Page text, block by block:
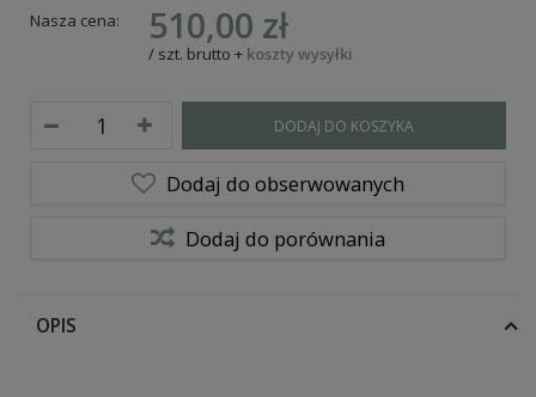
Nasza cena: 510,00 zł
/ szt. brutto + koszty wysyłki
DODAJ DO KOSZYKA
Dodaj do obserwowanych
Dodaj do porównania
OPIS